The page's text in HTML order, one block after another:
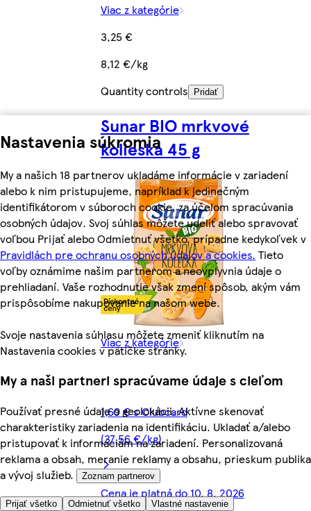
Nastavenia súkromia
My a našich 18 partnerov ukladáme informácie v zariadení
alebo k nim pristupujeme, napríklad k jedinečným
identifikátorom v súboroch cookie, za účelom spracúvania
osobných údajov. Svoj súhlas môžete udeliť alebo spravovať
voľbou Prijať alebo Odmietnuť všetko, prípadne kedykoľvek v
Pravidlách pre ochranu osobných údajov a cookies. Tieto
voľby oznámime našim partnerom a neovplyvnia údaje o
prehliadaní. Vaše rozhodnutie však zmení spôsob, akým vám
prispôsobíme nakupovanie na našom webe.
Svoje nastavenia súhlasu môžete zmeniť kliknutím na
Nastavenia cookies v pätičke stránky.
My a naši partneri spracúvame údaje s cieľom
Používať presné údaje o geolokácii. Aktívne skenovať
charakteristiky zariadenia na identifikáciu. Ukladať a/alebo
pristupovať k informáciám na zariadení. Personalizovaná
reklama a obsah, meranie reklamy a obsahu, prieskum publika
a vývoj služieb.
Zoznam partnerov
Prijať všetko Odmietnuť všetko Vlastné nastavenie
Viac z kategórie
3,25 €
8,12 €/kg
Quantity controls
Pridať
Sunar BIO mrkvové
kolieska 45 g
Viac z kategórie
1,69 € s Clubcard
(37,56 €/kg)
Cena je platná do 10. 8. 2026